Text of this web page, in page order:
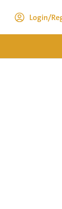
Login/